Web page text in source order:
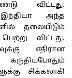
விட்டது.
அந்த
தலையிடும்
விட்டது.
எதிரான
சிக்கலாகி